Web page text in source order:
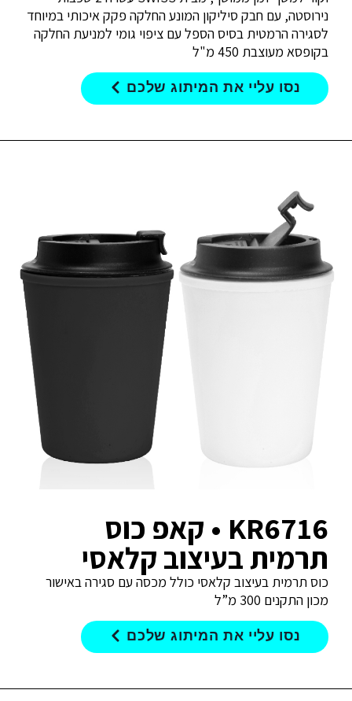
נירוסטה, עם חבק סיליקון המונע החלקה פקק איכותי במיוחד
לסגירה הרמטית בסיס הספל עם ציפוי גומי למניעת החלקה
בקופסא מעוצבת 450 מ"ל
נסו עליי את המיתוג שלכם
KR6716 • קאפ כוס
תרמית בעיצוב קלאסי
כוס תרמית בעיצוב קלאסי כולל מכסה עם סגירה באישור
מכון התקנים 300 מ”ל
נסו עליי את המיתוג שלכם